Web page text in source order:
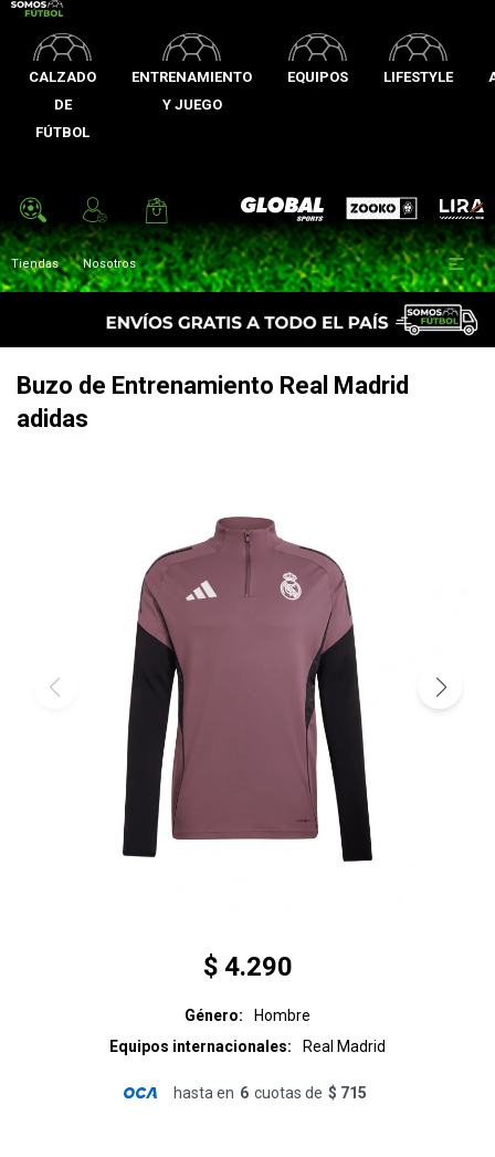
CALZADO
DE
FÚTBOL
ENTRENAMIENTO
Y JUEGO
EQUIPOS LIFESTYLE
Global Sports Zooko Lira
Tiendas Nosotros 
Buzo de Entrenamiento Real Madrid
adidas
$ 4.290
Género
Hombre
Equipos internacionales
Real Madrid
hasta en 6 cuotas de $ 715